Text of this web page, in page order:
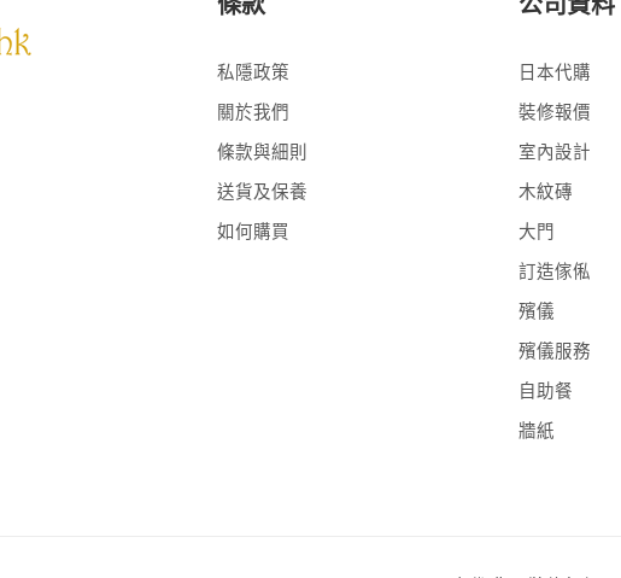
私隱政策
關於我們
條款與細則
送貨及保養
如何購買
日本代購
裝修報價
室內設計
木紋磚
大門
訂造傢俬
殯儀
殯儀服務
自助餐
牆紙